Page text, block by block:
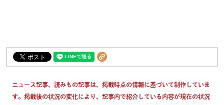
ニュース記事、読みもの記事は、掲載時点の情報に基づいて制作していま
す。掲載後の状況の変化により、記事内で紹介している内容が現在の状況